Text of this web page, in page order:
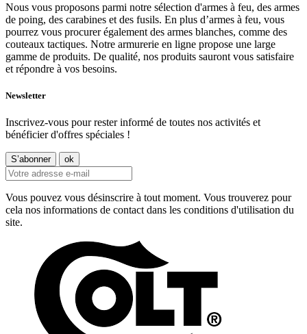
Nous vous proposons parmi notre sélection d'armes à feu, des armes
de poing, des carabines et des fusils. En plus d’armes à feu, vous
pourrez vous procurer également des armes blanches, comme des
couteaux tactiques. Notre armurerie en ligne propose une large
gamme de produits. De qualité, nos produits sauront vous satisfaire
et répondre à vos besoins.
Newsletter
Inscrivez-vous pour rester informé de toutes nos activités et
bénéficier d'offres spéciales !
Vous pouvez vous désinscrire à tout moment. Vous trouverez pour
cela nos informations de contact dans les conditions d'utilisation du
site.